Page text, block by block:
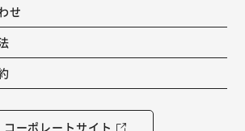
せ
コーポレートサイト